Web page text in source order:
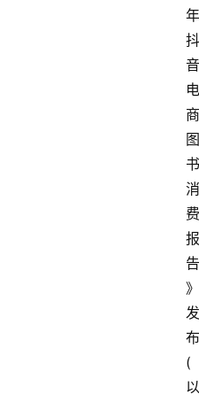
年
抖
音
电
商
图
书
消
费
报
告
》
发
布
(
以